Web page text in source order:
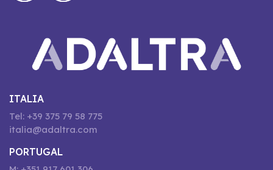
ITALIA
Tel: +39 375 79 58 775
italia@adaltra.com
PORTUGAL